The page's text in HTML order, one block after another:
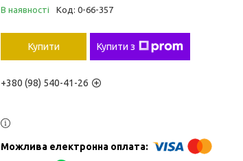
В наявності Код: 0-66-357
Купити Купити з
+380 (98) 540-41-26